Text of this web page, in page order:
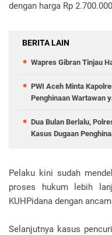
dengan harga Rp
BERITA LAIN
Wapres Gibran Tinjau
PWI Aceh Minta
Penghinaan Wartawan
Dua Bulan Berlalu,
Kasus Dugaan
Pelaku kini sudah
proses hukum lebih
KUHPidana dengan
Selanjutnya kasus